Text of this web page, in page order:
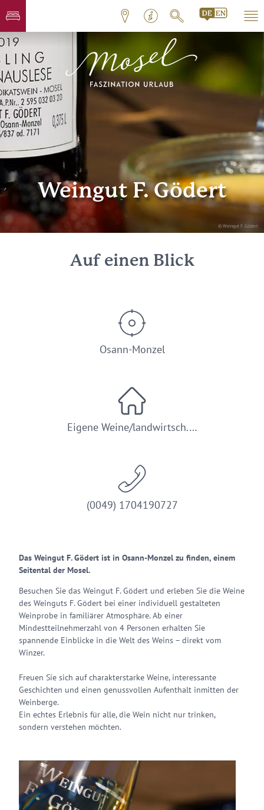
© Weingut F. Gödert
Weingut F. Gödert
Auf einen Blick
Osann-Monzel
Eigene Weine/landwirtsch.…
(0049) 1704190727
Das Weingut F. Gödert ist in Osann-Monzel zu finden, einem
Seitental der Mosel.
Besuchen Sie das Weingut F. Gödert und erleben Sie die Weine
des Weinguts F. Gödert bei einer individuell gestalteten
Weinprobe in familiärer Atmosphäre. Ab einer
Mindestteilnehmerzahl von 4 Personen erhalten Sie
spannende Einblicke in die Welt des Weins – direkt vom
Winzer.
Freuen Sie sich auf charakterstarke Weine, interessante
Geschichten und einen genussvollen Aufenthalt inmitten der
Weinberge.
Ein echtes Erlebnis für alle, die Wein nicht nur trinken,
sondern verstehen möchten.